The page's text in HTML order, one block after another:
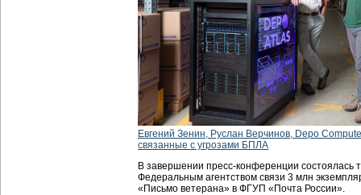
Евгений Зенин, Руслан Верчинов, Depo
связанные с угрозами БПЛА
В завершении пресс-конференции состоялась
Федеральным агентством связи 3 млн
«Письмо ветерана» в ФГУП «Почта России».